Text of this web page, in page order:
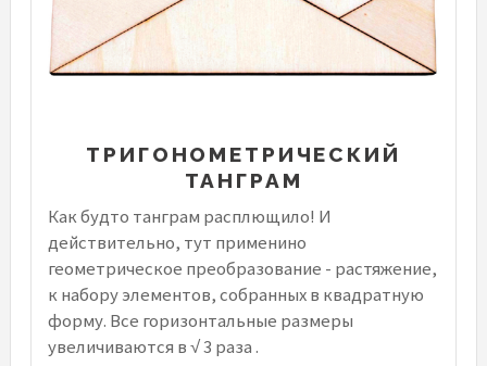
ТРИГОНОМЕТРИЧЕСКИЙ
ТАНГРАМ
Как будто танграм расплющило! И
действительно, тут применино
геометрическое преобразование - растяжение,
к набору элементов, собранных в квадратную
форму. Все горизонтальные размеры
увеличиваются в √ 3 раза .